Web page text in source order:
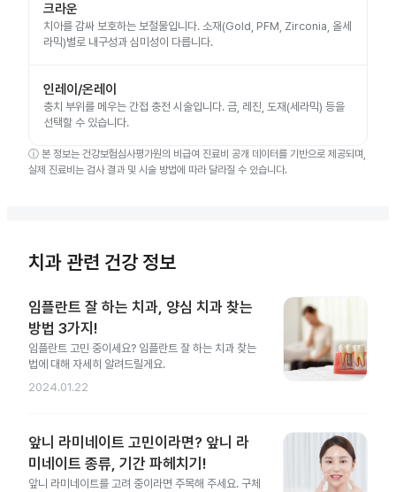
크라운
치아를 감싸 보호하는 보철물입니다. 소재(Gold, PFM, Zirconia, 올세
라믹)별로 내구성과 심미성이 다릅니다.
인레이/온레이
충치 부위를 메우는 간접 충전 시술입니다. 금, 레진, 도재(세라믹) 등을
선택할 수 있습니다.
ⓘ 본 정보는 건강보험심사평가원의 비급여 진료비 공개 데이터를 기반으로 제공되며,
실제 진료비는 검사 결과 및 시술 방법에 따라 달라질 수 있습니다.
치과 관련 건강 정보
임플란트 잘 하는 치과, 양심 치과 찾는
방법 3가지!
임플란트 고민 중이세요? 임플란트 잘 하는 치과 찾는
법에 대해 자세히 알려드릴게요.
2024.01.22
앞니 라미네이트 고민이라면? 앞니 라
미네이트 종류, 기간 파헤치기!
앞니 라미네이트를 고려 중이라면 주목해 주세요. 구체